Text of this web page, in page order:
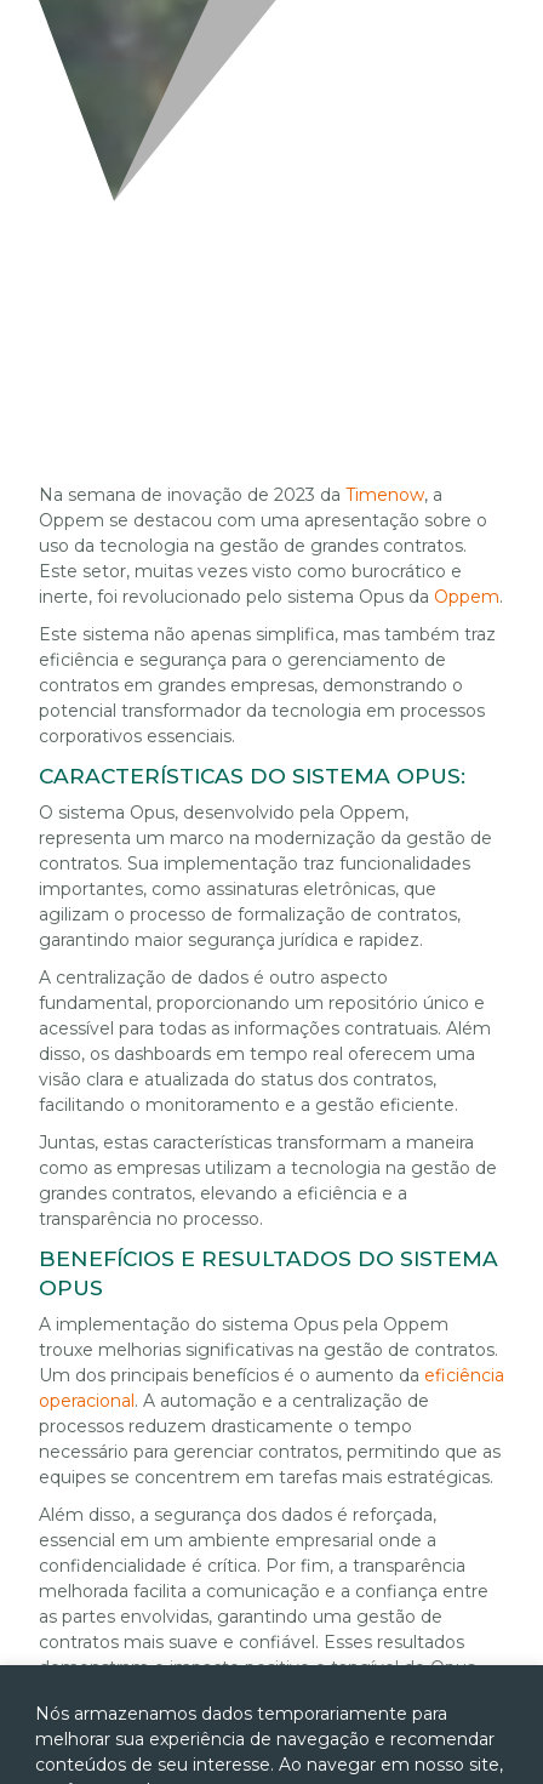
Nós armazenamos dados temporariamente para
melhorar sua experiência de navegação e recomendar
conteúdos de seu interesse. Ao navegar em nosso site,
Na semana de inovação de 2023 da Timenow, a
Oppem se destacou com uma apresentação sobre o
uso da tecnologia na gestão de grandes contratos.
Este setor, muitas vezes visto como burocrático e
inerte, foi revolucionado pelo sistema Opus da Oppem.
Este sistema não apenas simplifica, mas também traz
eficiência e segurança para o gerenciamento de
contratos em grandes empresas, demonstrando o
potencial transformador da tecnologia em processos
corporativos essenciais.
CARACTERÍSTICAS DO SISTEMA OPUS:
O sistema Opus, desenvolvido pela Oppem,
representa um marco na modernização da gestão de
contratos. Sua implementação traz funcionalidades
importantes, como assinaturas eletrônicas, que
agilizam o processo de formalização de contratos,
garantindo maior segurança jurídica e rapidez.
A centralização de dados é outro aspecto
fundamental, proporcionando um repositório único e
acessível para todas as informações contratuais. Além
disso, os dashboards em tempo real oferecem uma
visão clara e atualizada do status dos contratos,
facilitando o monitoramento e a gestão eficiente.
Juntas, estas características transformam a maneira
como as empresas utilizam a tecnologia na gestão de
grandes contratos, elevando a eficiência e a
transparência no processo.
BENEFÍCIOS E RESULTADOS DO SISTEMA
OPUS
A implementação do sistema Opus pela Oppem
trouxe melhorias significativas na gestão de contratos.
Um dos principais benefícios é o aumento da eficiência
operacional. A automação e a centralização de
processos reduzem drasticamente o tempo
necessário para gerenciar contratos, permitindo que as
equipes se concentrem em tarefas mais estratégicas.
Além disso, a segurança dos dados é reforçada,
essencial em um ambiente empresarial onde a
confidencialidade é crítica. Por fim, a transparência
melhorada facilita a comunicação e a confiança entre
as partes envolvidas, garantindo uma gestão de
contratos mais suave e confiável. Esses resultados
demonstram o impacto positivo e tangível do Opus
TECNOLOGIA DA GESTÃO DE GRANDES
CONTRATOS